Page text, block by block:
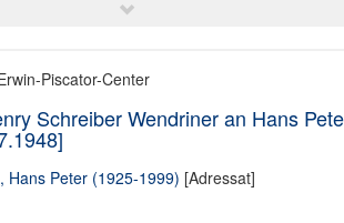
Piscator-Center
Schreiber Wendriner an Hans
Hans Peter (1925-1999) [Adressat]